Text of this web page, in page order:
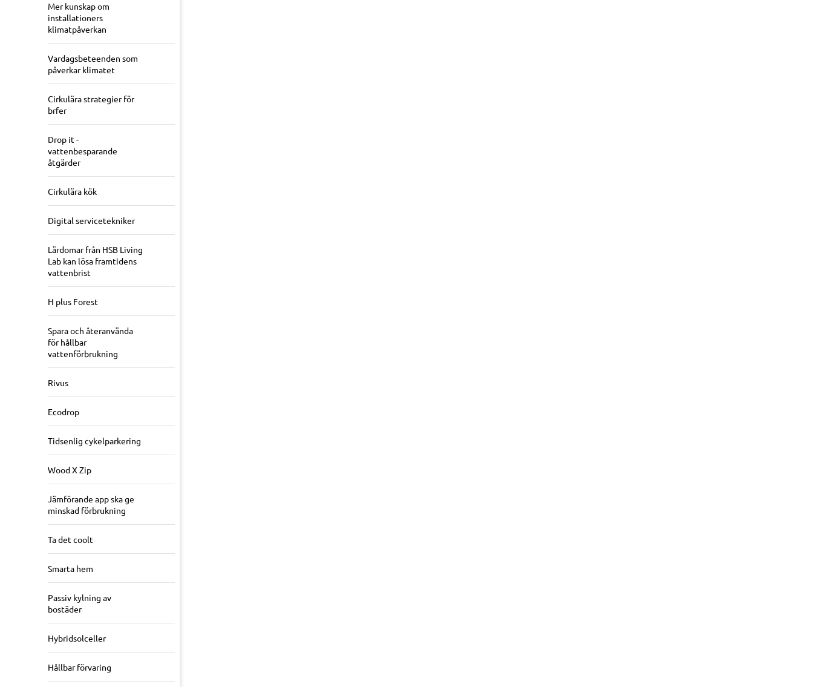
Mer kunskap om
installationers
klimatpåverkan
Vardagsbeteenden som
påverkar klimatet
Cirkulära strategier för
brfer
Drop it -
vattenbesparande
åtgärder
Cirkulära kök
Digital servicetekniker
Lärdomar från HSB Living
Lab kan lösa framtidens
vattenbrist
H plus Forest
Spara och återanvända
för hållbar
vattenförbrukning
Rivus
Ecodrop
Tidsenlig cykelparkering
Wood X Zip
Jämförande app ska ge
minskad förbrukning
Ta det coolt
Smarta hem
Passiv kylning av
bostäder
Hybridsolceller
Hållbar förvaring